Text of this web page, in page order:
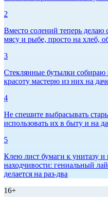
2
Вместо солений теперь
мясу и рыбе, просто на хлеб,
3
Стеклянные бутылки собираю
красоту мастерю из них на
4
Не спешите выбрасывать
использовать их в быту и на
5
Клею лист бумаги к унитазу и
находчивости: гениальный
делается на раз-два
16+